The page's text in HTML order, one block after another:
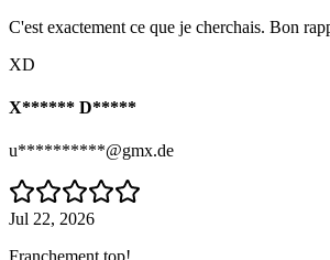
C'est exactement ce que je cherchais. Bon
XD
X****** D*****
u**********@gmx.de
Jul 22, 2026